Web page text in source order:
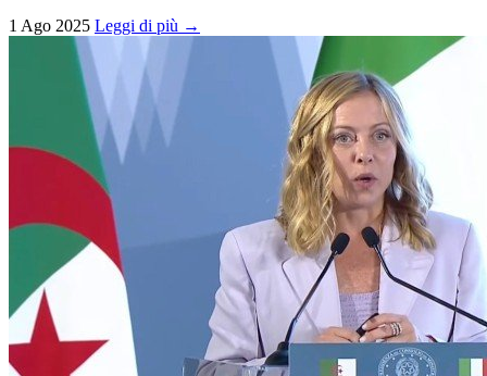
1 Ago 2025 Leggi di più →